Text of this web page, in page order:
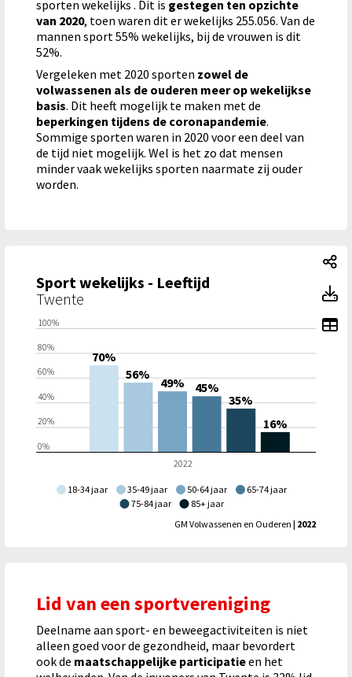
sporten wekelijks . Dit is gestegen ten opzichte
van 2020, toen waren dit er wekelijks 255.056. Van de
mannen sport 55% wekelijks, bij de vrouwen is dit
52%.
Vergeleken met 2020 sporten zowel de
volwassenen als de ouderen meer op wekelijkse
basis. Dit heeft mogelijk te maken met de
beperkingen tijdens de coronapandemie.
Sommige sporten waren in 2020 voor een deel van
de tijd niet mogelijk. Wel is het zo dat mensen
minder vaak wekelijks sporten naarmate zij ouder
worden.
Sport wekelijks - Leeftijd
Twente
18-34 jaar 35-49 jaar 50-64 jaar
65-74 jaar
75-84 jaar
85+ jaar
2022
0%
20%
40%
60%
80%
100%
70%
56%
49% 45%
35%
16%
GM Volwassenen en Ouderen | 2022
Lid van een sportvereniging
Deelname aan sport- en beweegactiviteiten is niet
alleen goed voor de gezondheid, maar bevordert
ook de maatschappelijke participatieen het